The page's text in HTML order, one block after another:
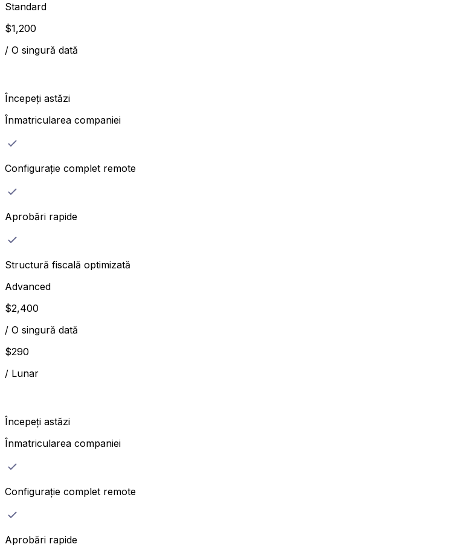
Standard
$1,200
/ O singură dată
Începeți astăzi
Înmatricularea companiei
Configurație complet remote
Aprobări rapide
Structură fiscală optimizată
Advanced
$2,400
/ O singură dată
$290
/ Lunar
Începeți astăzi
Înmatricularea companiei
Configurație complet remote
Aprobări rapide